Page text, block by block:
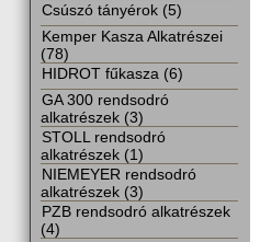
Csúszó tányérok (5)
Kemper Kasza Alkatrészei
(78)
HIDROT fűkasza (6)
GA 300 rendsodró
alkatrészek (3)
STOLL rendsodró
alkatrészek (1)
NIEMEYER rendsodró
alkatrészek (3)
PZB rendsodró alkatrészek
(4)